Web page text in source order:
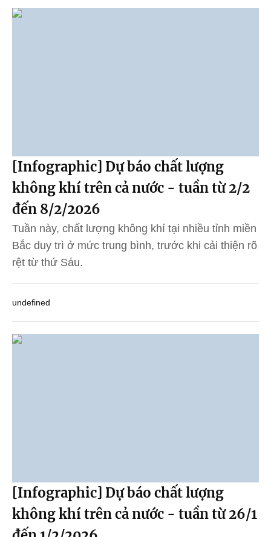
[Infographic] Dự báo chất lượng
không khí trên cả nước - tuần từ 2/2
đến 8/2/2026
Tuần này, chất lượng không khí tại nhiều tỉnh miền
Bắc duy trì ở mức trung bình, trước khi cải thiện rõ
rệt từ thứ Sáu.
undefined
[Infographic] Dự báo chất lượng
không khí trên cả nước - tuần từ 26/1